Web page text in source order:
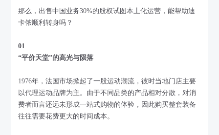
那么，出售中国业务30%的股权试图本土化运营，能帮助迪
卡侬顺利转身吗？
01
“平价天堂”的高光与陨落
1976年，法国市场掀起了一股运动潮流，彼时当地门店主要
以代理运动品牌为主。由于不同品类的产品相对分散，对消
费者而言还远未形成一站式购物的体验，因此购买整套装备
往往需要花费更大的时间成本。